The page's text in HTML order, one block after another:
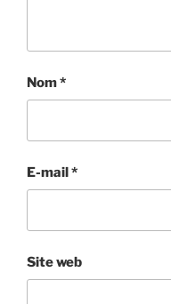
Nom*
E-mail*
Site web